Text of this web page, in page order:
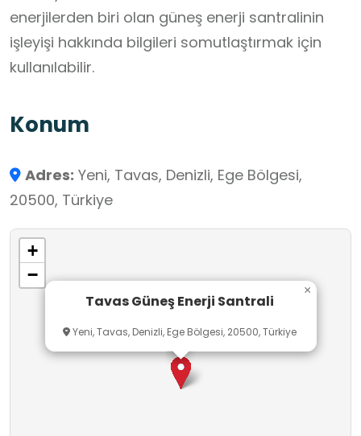
enerjilerden biri olan güneş enerji santralinin
işleyişi hakkında bilgileri somutlaştırmak için
kullanılabilir.
Konum
Adres: Yeni, Tavas, Denizli, Ege Bölgesi,
20500, Türkiye
Tavas Güneş Enerji Santrali
Yeni, Tavas, Denizli, Ege Bölgesi, 20500, Türkiye
×
+
−